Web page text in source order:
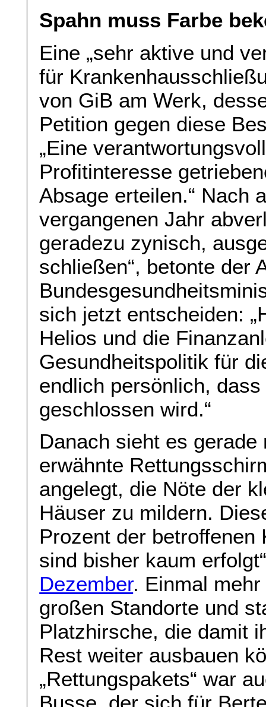
Spahn muss Farbe
Eine „sehr aktive und
für
von GiB am Werk,
Petition gegen diese
„Eine
Profitinteresse
Absage erteilen.“ Nach
vergangenen Jahr
geradezu zynisch,
schließen“, betonte der
sich jetzt entscheiden:
Helios und die
Gesundheitspolitik für
endlich persönlich,
geschlossen wird.“
Danach sieht es
erwähnte
angelegt, die Nöte der
Häuser zu mildern.
Prozent der betroffenen
sind bisher kaum
Dezember. Einmal
großen Standorte und
Platzhirsche, die damit
Rest weiter ausbauen
„Rettungspakets“ war